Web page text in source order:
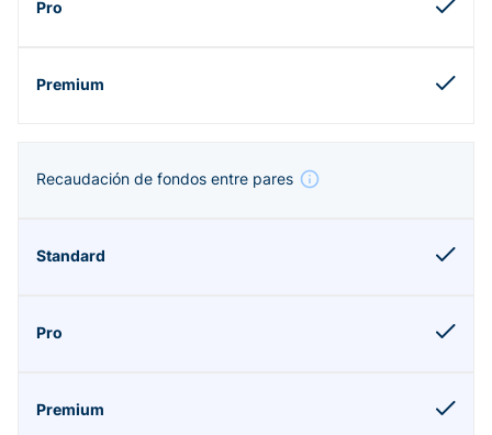
Recaudación de fondos entre pares